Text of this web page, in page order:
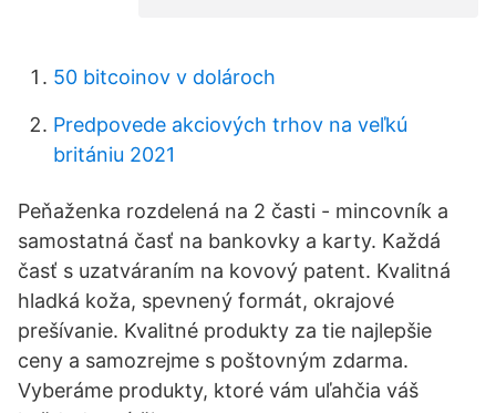
50 bitcoinov v dolároch
Predpovede akciových trhov na veľkú
britániu 2021
Peňaženka rozdelená na 2 časti - mincovník a
samostatná časť na bankovky a karty. Každá
časť s uzatváraním na kovový patent. Kvalitná
hladká koža, spevnený formát, okrajové
prešívanie. Kvalitné produkty za tie najlepšie
ceny a samozrejme s poštovným zdarma.
Vyberáme produkty, ktoré vám uľahčia váš